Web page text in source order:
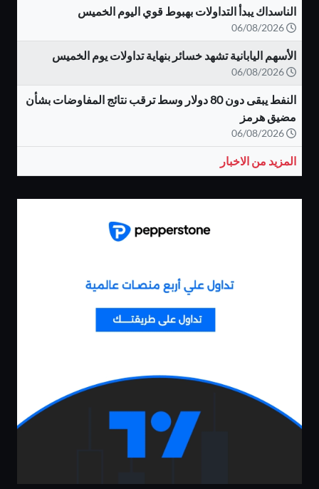
الناسداك يبدأ التداولات بهبوط قوي اليوم الخميس
الأسهم اليابانية تشهد خسائر بنهاية تداولات يوم الخميس
النفط يبقى دون 80 دولار وسط ترقب نتائج المفاوضات بشأن
مضيق هرمز
المزيد من الاخبار